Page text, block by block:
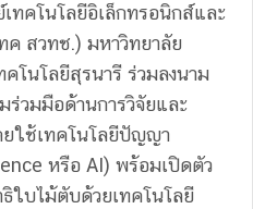
ทคโนโลยีอิเล็กทรอนิกส์และ
ค สวทช.) มหาวิทยาลัย
โนโลยีสุรนารี ร่วมลงนาม
ร่วมมือด้านการวิจัยและ
ใช้เทคโนโลยีปัญญา
หรือ AI) พร้อมเปิดตัว
ใบไม้ตับด้วยเทคโนโลยี